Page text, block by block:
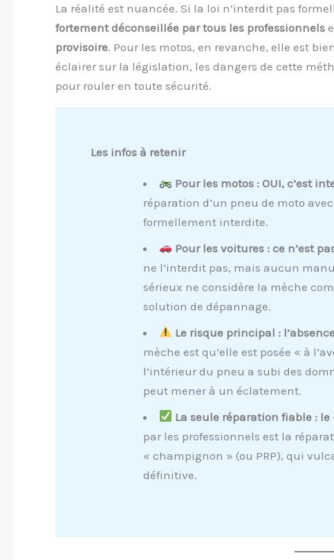
La réalité est nuancée. Si la loi n’interdit pas
fortement déconseillée par tous les professionnels
provisoire. Pour les motos, en revanche, elle est
éclairer sur la législation, les dangers de cette
pour rouler en toute sécurité.
Les infos à retenir
Pour les motos : OUI, c’est
réparation d’un pneu de moto
formellement interdite.
Pour les voitures : ce n’est
ne l’interdit pas, mais aucun
sérieux ne considère la mèche
solution de dépannage.
Le risque principal :
mèche est qu’elle est posée « à
l’intérieur du pneu a subi des
peut mener à un éclatement.
La seule réparation fiable :
par les professionnels est la
« champignon » (ou PRP), qui
définitive.